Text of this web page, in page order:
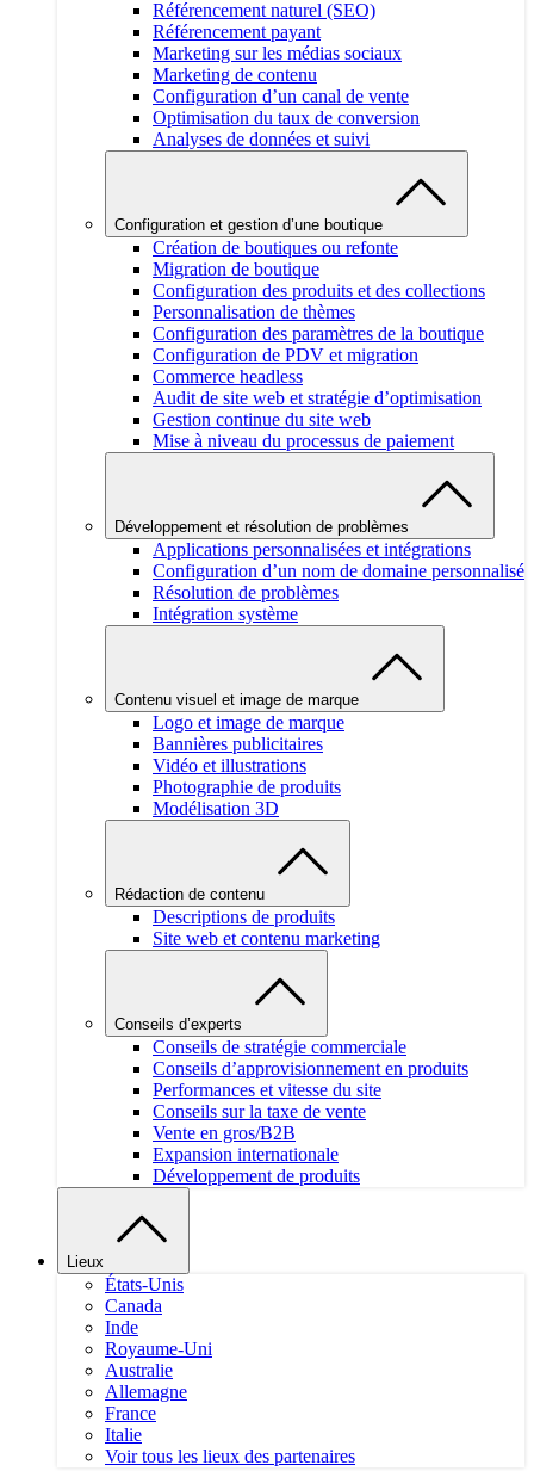
Référencement naturel (SEO)
Référencement payant
Marketing sur les médias sociaux
Marketing de contenu
Configuration d’un canal de vente
Optimisation du taux de conversion
Analyses de données et suivi
Configuration et gestion d’une boutique
Création de boutiques ou refonte
Migration de boutique
Configuration des produits et des collections
Personnalisation de thèmes
Configuration des paramètres de la boutique
Configuration de PDV et migration
Commerce headless
Audit de site web et stratégie d’optimisation
Gestion continue du site web
Mise à niveau du processus de paiement
Développement et résolution de problèmes
Applications personnalisées et intégrations
Configuration d’un nom de domaine personnalisé
Résolution de problèmes
Intégration système
Contenu visuel et image de marque
Logo et image de marque
Bannières publicitaires
Vidéo et illustrations
Photographie de produits
Modélisation 3D
Rédaction de contenu
Descriptions de produits
Site web et contenu marketing
Conseils d’experts
Conseils de stratégie commerciale
Conseils d’approvisionnement en produits
Performances et vitesse du site
Conseils sur la taxe de vente
Vente en gros/B2B
Expansion internationale
Développement de produits
Lieux
États-Unis
Canada
Inde
Royaume-Uni
Australie
Allemagne
France
Italie
Voir tous les lieux des partenaires